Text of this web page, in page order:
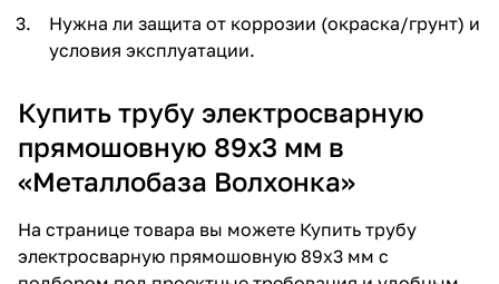
Нужна ли защита от коррозии (окраска/грунт) и
условия эксплуатации.
Купить трубу электросварную
прямошовную 89х3 мм в
«Металлобаза Волхонка»
На странице товара вы можете Купить трубу
электросварную прямошовную 89х3 мм с